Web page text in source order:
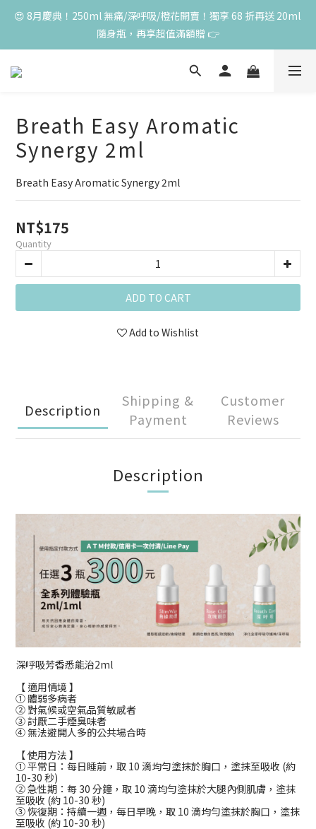
😍 8月慶典！250ml 無痛/深呼吸/橙花開賣！獨享 68 折再送 20ml
隨身瓶，再享超值滿額贈 👉
😍 8月慶典！250ml 無痛/深呼吸/橙花開賣！獨享 68 折再送 20ml
隨身瓶，再享超值滿額贈 👉
😍 50ml 任一瓶結帳享 8 折，任三瓶享 75 折，任五瓶享 7 折！想
單筆滿 3000 元，加贈丰胸彈力10ml一瓶，限量送完為止
😍 8月慶典！250ml 無痛/深呼吸/橙花開賣！獨享 68 折再送 20ml
隨身瓶，再享超值滿額贈 👉
Breath Easy Aromatic
Synergy 2ml
Breath Easy Aromatic Synergy 2ml
NT$175
Quantity
ADD TO CART
Add to Wishlist
Description
Shipping &
Payment
Customer
Reviews
Description
深呼吸芳香悉能治2ml
【 適用情境 】
① 體弱多病者
② 對氣候或空氣品質敏感者
③ 討厭二手煙臭味者
④ 無法避開人多的公共場合時
【 使用方法 】
① 平常日：每日睡前，取 10 滴均勻塗抹於胸口，塗抹至吸收 (約
10-30 秒)
② 急性期：每 30 分鐘，取 10 滴均勻塗抹於大腿內側肌膚，塗抹
至吸收 (約 10-30 秒)
③ 恢復期：持續一週，每日早晚，取 10 滴均勻塗抹於胸口，塗抹
至吸收 (約 10-30 秒)